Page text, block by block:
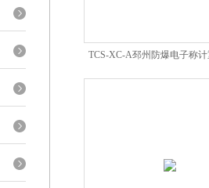
TCS-XC-A邳州防爆电子称
秤高精度电子秤